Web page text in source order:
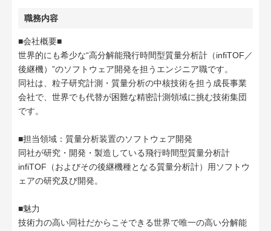
職務内容
■会社概要■
世界的にも希少な“高分解能飛行時間型質量分析計（infiTOF／
後継機）”のソフトウェア開発を担うエンジニア職です。
同社は、粒子研究計測・質量分析の中核技術を担う成長事業
会社で、世界でも代替が困難な精密計測領域に挑む技術集団
です。
■担当領域：質量分析装置のソフトウェア開発
同社が研究・開発・製造している飛行時間型質量分析計
infiTOF（およびその後継機種となる質量分析計）用ソフトウ
ェアの研究及び開発。
■魅力
技術力の高い同社だからこそできる世界で唯一の高い分解能